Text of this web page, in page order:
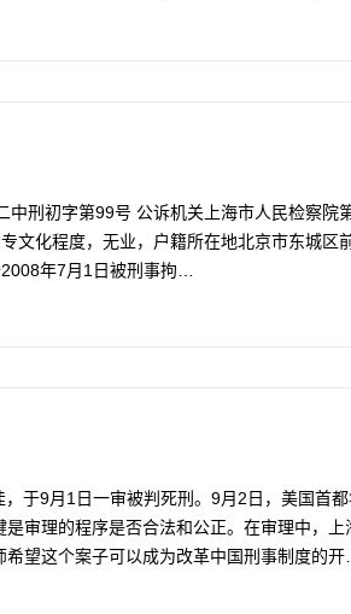
中刑初字第99号 公诉机关上海市人民检察院
文化程度，无业，户籍所在地北京市东城区
年7月1日被刑事拘…
于9月1日一审被判死刑。9月2日，美国首
审理的程序是否合法和公正。在审理中，
望这个案子可以成为改革中国刑事制度的开…